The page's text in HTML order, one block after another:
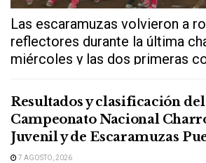
Las escaramuzas volvieron a
reflectores durante la última
miércoles y las dos primeras
Resultados y clasificación
Campeonato Nacional
Juvenil y de Escaramuzas
7 AGOSTO, 2026